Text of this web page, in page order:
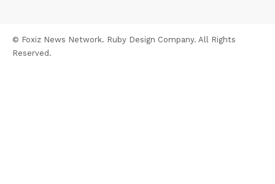
© Foxiz News Network. Ruby Design Company. All Rights
Reserved.